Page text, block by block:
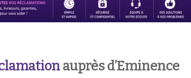
auprès d’Eminence